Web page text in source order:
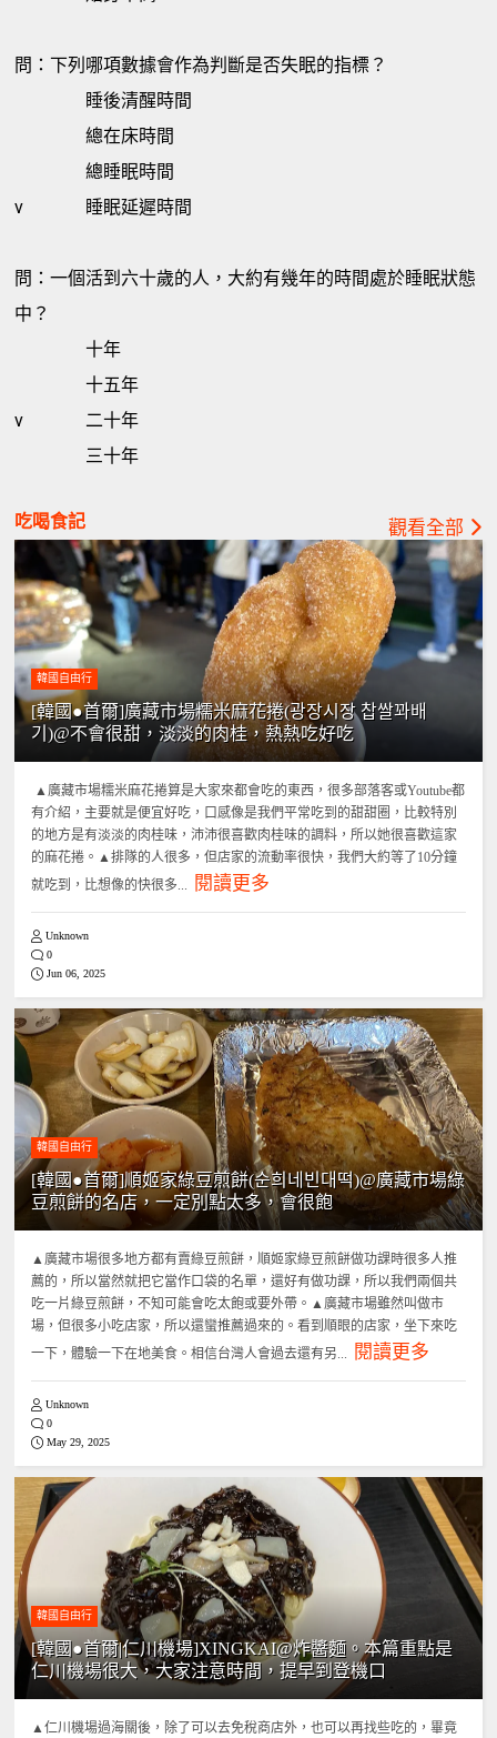
問：下列哪項數據會作為判斷是否失眠的指標？
睡後清醒時間
總在床時間
總睡眠時間
v
睡眠延遲時間
問：一個活到六十歲的人，大約有幾年的時間處於睡眠狀態
中？
十年
十五年
v
二十年
三十年
吃喝食記 觀看全部
韓國自由行
[韓國●首爾]廣藏市場糯米麻花捲(광장시장 찹쌀꽈배
기)@不會很甜，淡淡的肉桂，熱熱吃好吃
▲廣藏市場糯米麻花捲算是大家來都會吃的東西，很多部落客或Youtube都
有介紹，主要就是便宜好吃，口感像是我們平常吃到的甜甜圈，比較特別
的地方是有淡淡的肉桂味，沛沛很喜歡肉桂味的調料，所以她很喜歡這家
的麻花捲。▲排隊的人很多，但店家的流動率很快，我們大約等了10分鐘
就吃到，比想像的快很多...
閱讀更多
Unknown
0
Jun 06, 2025
韓國自由行
[韓國●首爾]順姬家綠豆煎餅(순희네빈대떡)@廣藏市場綠
豆煎餅的名店，一定別點太多，會很飽
▲廣藏市場很多地方都有賣綠豆煎餅，順姬家綠豆煎餅做功課時很多人推
薦的，所以當然就把它當作口袋的名單，還好有做功課，所以我們兩個共
吃一片綠豆煎餅，不知可能會吃太飽或要外帶。▲廣藏市場雖然叫做市
場，但很多小吃店家，所以還蠻推薦過來的。看到順眼的店家，坐下來吃
一下，體驗一下在地美食。相信台灣人會過去還有另...
閱讀更多
Unknown
0
May 29, 2025
韓國自由行
[韓國●首爾|仁川機場]XINGKAI@炸醬麵。本篇重點是
仁川機場很大，大家注意時間，提早到登機口
▲仁川機場過海關後，除了可以去免稅商店外，也可以再找些吃的，畢竟